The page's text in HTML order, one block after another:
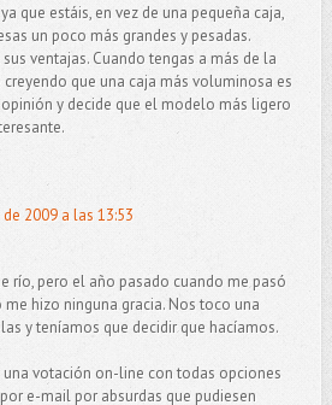
que estáis, en vez de una pequeña caja,
un poco más grandes y pesadas.
ventajas. Cuando tengas a más de la
que una caja más voluminosa es
y decide que el modelo más ligero
2009 a las 13:53
río, pero el año pasado cuando me pasó
hizo ninguna gracia. Nos toco una
y teníamos que decidir que hacíamos.
votación on-line con todas opciones
e-mail por absurdas que pudiesen